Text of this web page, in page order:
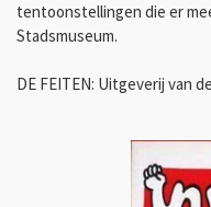
tentoonstellingen die er
Stadsmuseum.
DE FEITEN: Uitgeverij van